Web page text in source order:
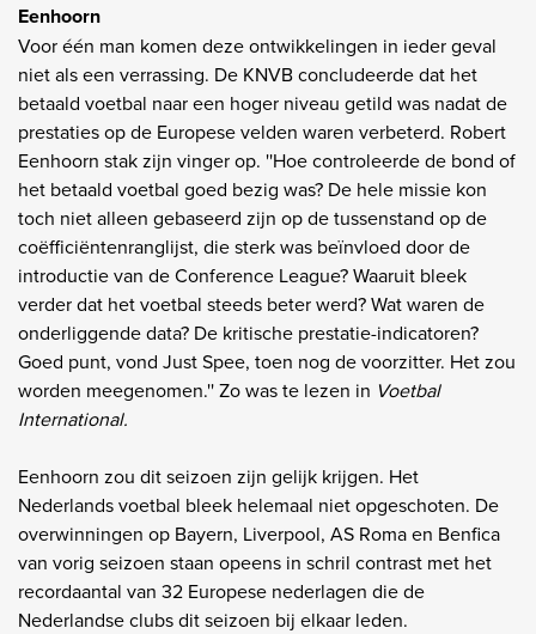
Eenhoorn
Voor één man komen deze ontwikkelingen in ieder geval
niet als een verrassing. De KNVB concludeerde dat het
betaald voetbal naar een hoger niveau getild was nadat de
prestaties op de Europese velden waren verbeterd. Robert
Eenhoorn stak zijn vinger op. ''Hoe controleerde de bond of
het betaald voetbal goed bezig was? De hele missie kon
toch niet alleen gebaseerd zijn op de tussenstand op de
coëfficiëntenranglijst, die sterk was beïnvloed door de
introductie van de Conference League? Waaruit bleek
verder dat het voetbal steeds beter werd? Wat waren de
onderliggende data? De kritische prestatie-indicatoren?
Goed punt, vond Just Spee, toen nog de voorzitter. Het zou
worden meegenomen.'' Zo was te lezen in Voetbal
International.
Eenhoorn zou dit seizoen zijn gelijk krijgen. Het
Nederlands voetbal bleek helemaal niet opgeschoten. De
overwinningen op Bayern, Liverpool, AS Roma en Benfica
van vorig seizoen staan opeens in schril contrast met het
recordaantal van 32 Europese nederlagen die de
Nederlandse clubs dit seizoen bij elkaar leden.